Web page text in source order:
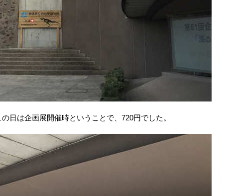
日は企画展開催時ということで、720円でした。